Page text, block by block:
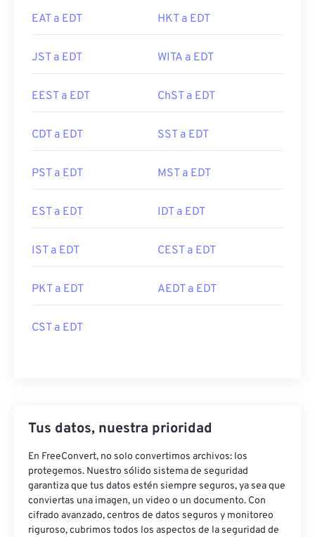
EAT a EDT HKT a EDT
JST a EDT WITA a EDT
EEST a EDT ChST a EDT
CDT a EDT SST a EDT
PST a EDT MST a EDT
EST a EDT IDT a EDT
IST a EDT CEST a EDT
PKT a EDT AEDT a EDT
CST a EDT
Tus datos, nuestra prioridad
En FreeConvert, no solo convertimos archivos: los
protegemos. Nuestro sólido sistema de seguridad
garantiza que tus datos estén siempre seguros, ya sea que
conviertas una imagen, un video o un documento. Con
cifrado avanzado, centros de datos seguros y monitoreo
riguroso, cubrimos todos los aspectos de la seguridad de